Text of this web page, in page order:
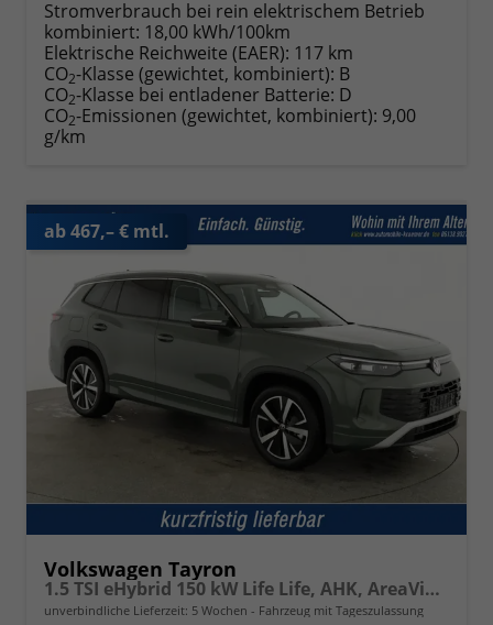
Stromverbrauch bei rein elektrischem Betrieb
kombiniert: 18,00 kWh/100km
Elektrische Reichweite (EAER): 117 km
CO2-Klasse (gewichtet, kombiniert): B
CO2-Klasse bei entladener Batterie: D
CO2-Emissionen (gewichtet, kombiniert): 9,00
g/km
ab 467,– € mtl.
Volkswagen Tayron
1.5 TSI eHybrid 150 kW Life Life, AHK, AreaView, Side, Navi, Winter, 5-J. Garantie
unverbindliche Lieferzeit: 5 Wochen Fahrzeug mit Tageszulassung